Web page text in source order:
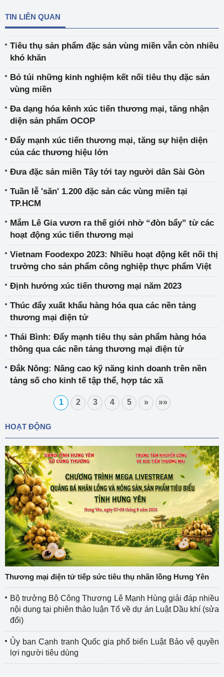
TIN LIÊN QUAN
Tiêu thụ sản phẩm đặc sản vùng miền vẫn còn nhiều
khó khăn
Bỏ túi những kinh nghiệm kết nối tiêu thụ đặc sản
vùng miền
Đa dạng hóa kênh xúc tiến thương mại, tăng nhận
diện sản phẩm OCOP
Đẩy mạnh xúc tiến thương mại, tăng sự hiện diện
của các thương hiệu lớn
Đưa đặc sản miền Tây tới tay người dân Sài Gòn
Tuần lễ 'săn' 1.200 đặc sản các vùng miền tại
TP.HCM
Mắm Lê Gia vươn ra thế giới nhờ “đòn bẩy” từ các
hoạt động xúc tiến thương mại
Vietnam Foodexpo 2023: Nhiều hoạt động kết nối thị
trường cho sản phẩm công nghiệp thực phẩm Việt
Định hướng xúc tiến thương mại năm 2023
Thúc đẩy xuất khẩu hàng hóa qua các nền tảng
thương mại điện tử
Thái Bình: Đẩy mạnh tiêu thụ sản phẩm hàng hóa
thông qua các nền tảng thương mại điện tử
Đắk Nông: Nâng cao kỹ năng kinh doanh trên nền
tảng số cho kinh tế tập thể, hợp tác xã
1 2 3 4 5 » »»
HOẠT ĐỘNG
Thương mại điện tử tiếp sức tiêu thụ nhãn lồng Hưng Yên
Bộ trưởng Bộ Công Thương Lê Mạnh Hùng giải đáp nhiều
nội dung tại phiên thảo luận Tổ về dự án Luật Dầu khí (sửa
đổi)
Ủy ban Cạnh tranh Quốc gia phổ biến Luật Bảo vệ quyền
lợi người tiêu dùng